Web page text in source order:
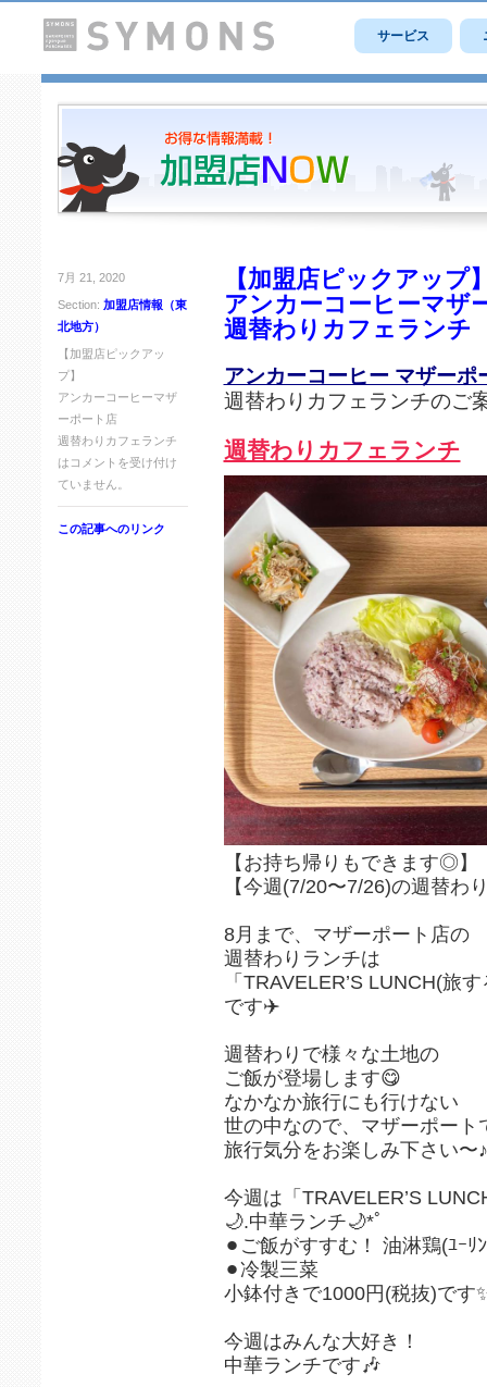
サービス
7月 21, 2020
Section: 加盟店情報（東
北地方）
【加盟店ピックアッ
プ】
アンカーコーヒーマザ
ーポート店
週替わりカフェランチ
は コメントを受け付け
ていません。
この記事へのリンク
【加盟店ピックアップ
アンカーコーヒーマザ
週替わりカフェランチ
アンカーコーヒー マザーポ
週替わりカフェランチのご
週替わりカフェランチ
【お持ち帰りもできます◎】
【今週(7/20〜7/26)の週替わ
8月まで、マザーポート店の
週替わりランチは
「TRAVELER’S LUNCH(旅
です✈️
週替わりで様々な土地の
ご飯が登場します😋
なかなか旅行にも行けない
世の中なので、マザーポート
旅行気分をお楽しみ下さい〜♪
今週は「TRAVELER’S
🌙.中華ランチ🌙*ﾟ
⚫︎ご飯がすすむ！ 油淋鶏(ﾕｰﾘ
⚫︎冷製三菜
小鉢付きで1000円(税抜)です
今週はみんな大好き！
中華ランチです🎶